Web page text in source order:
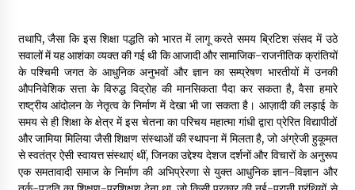
तथापि, जैसा कि इस शिक्षा पद्धति को भारत में लागू करते समय ब्रिटिश संसद में उठे
सवालों में यह आशंका व्यक्त की गई थी कि आजादी और सामाजिक-राजनीतिक क्रांतियों
के पश्चिमी जगत के आधुनिक अनुभवों और ज्ञान का सम्प्रेषण भारतीयों में उनकी
औपनिवेशिक सत्ता के विरुद्ध विद्रोह की मानसिकता पैदा कर सकता है, वैसा हमारे
राष्ट्रीय आंदोलन के नेतृत्व के निर्माण में देखा भी जा सकता है। आज़ादी की लड़ाई के
समय से ही शिक्षा के क्षेत्र में इस चेतना का परिचय महात्मा गांधी द्वारा प्रेरित विद्यापीठों
और जामिया मिलिया जैसी शिक्षण संस्थाओं की स्थापना में मिलता है, जो अंग्रेजी हुकूमत
से स्वतंत्र ऐसी स्वायत्त संस्थाएं थीं, जिनका उद्देश्य देशज दर्शनों और विचारों के अनुरूप
एक समतावादी समाज के निर्माण की अभिप्रेरणा से युक्त आधुनिक ज्ञान-विज्ञान और